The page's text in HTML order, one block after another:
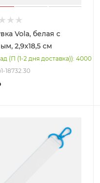
Vola, белая с
2,9х18,5 см
(П (1-2 дня доставка)): 4000
18732.30